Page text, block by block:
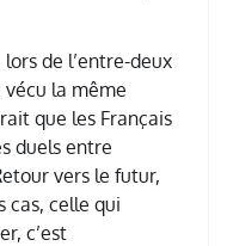
de l’entre-deux
la même
que les Français
duels entre
vers le futur,
cas, celle qui
c’est